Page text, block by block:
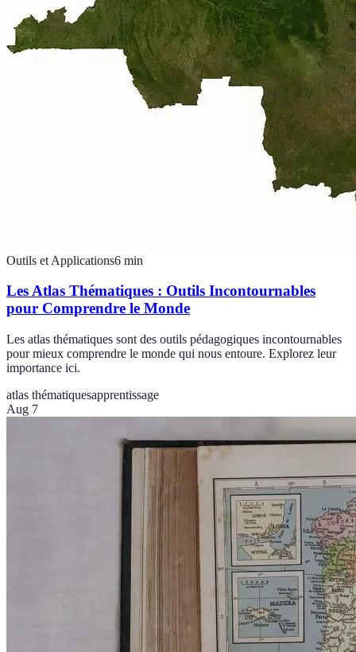
Outils et Applications6 min
Les Atlas Thématiques : Outils Incontournables
pour Comprendre le Monde
Les atlas thématiques sont des outils pédagogiques incontournables
pour mieux comprendre le monde qui nous entoure. Explorez leur
importance ici.
atlas thématiquesapprentissage
Aug 7